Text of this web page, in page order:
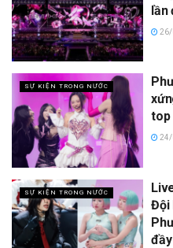
lần
26/
SỰ KIỆN TRONG NƯỚC
top
24/
SỰ KIỆN TRONG NƯỚC
Đội